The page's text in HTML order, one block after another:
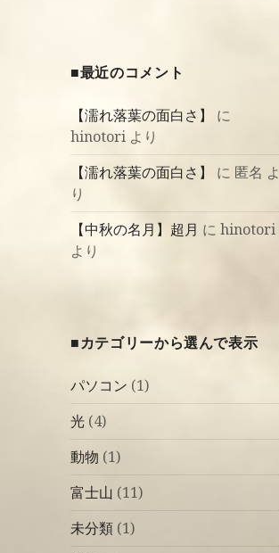
■最近のコメント
【濡れ落葉の面白さ】
に
hinotori より
【濡れ落葉の面白さ】
に 匿名 よ
り
【中秋の名月】超月 にhinotori
より
■カテゴリーから選んで表示
パソコン (1)
光 (4)
動物 (1)
富士山 (11)
未分類 (1)